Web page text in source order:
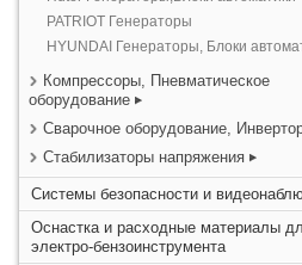
PATRIOT Генераторы
HYUNDAI Генераторы, Блоки
Компрессоры, Пневматическое
оборудование
Сварочное оборудование,
Стабилизаторы напряжения
Системы безопасности и
Оснастка и расходные материалы
электро-бензоинструмента